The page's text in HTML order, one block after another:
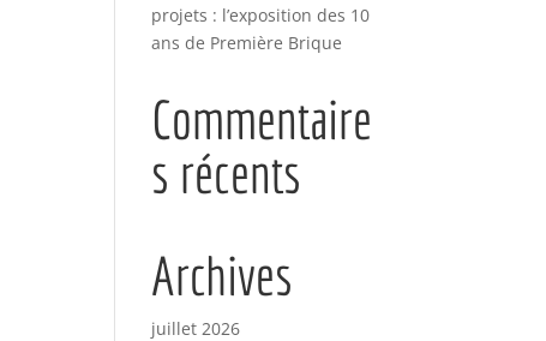
projets : l’exposition des 10
ans de Première Brique
Commentaire
s récents
Archives
juillet 2026